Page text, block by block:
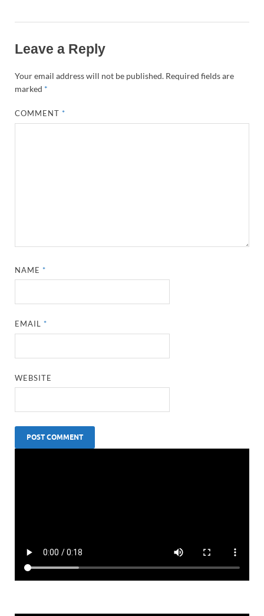
Leave a Reply
Your email address will not be published. Required fields are
marked *
COMMENT*
NAME*
EMAIL*
WEBSITE